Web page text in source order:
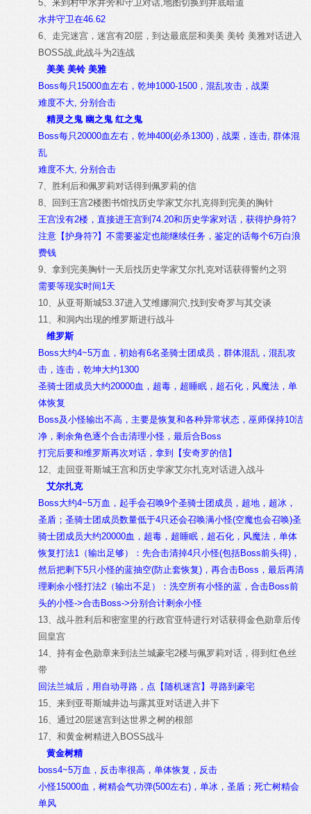
5、来到村中水井旁和守卫对话,地图切换到井底暗道
水井守卫在46.62
6、走完迷宫，迷宫有20层，到达最底层和美美 美铃 美雅对话进入
BOSS战,此战斗为2连战
美美 美铃 美雅
Boss每只15000血左右，乾坤1000-1500，混乱攻击，战栗
难度不大, 分别合击
精灵之鬼 幽之鬼 红之鬼
Boss每只20000血左右，乾坤400(必杀1300)，战栗，连击, 群体混
乱
难度不大, 分别合击
7、胜利后和佩罗莉对话得到佩罗莉的信
8、回到王宫2楼图书馆找历史学家艾尔扎克得到完美的胸针
王宫没有2楼，直接进王宫到74.20和历史学家对话，获得护身符?
注意【护身符?】不需要鉴定也能继续任务，鉴定的话每个6万白浪
费钱
9、拿到完美胸针一天后找历史学家艾尔扎克对话获得誓约之羽
需要等现实时间1天
10、从亚哥斯城53.37进入艾维娜洞穴,找到安奇罗与其交谈
11、和洞内出现的维罗斯进行战斗
维罗斯
Boss大约4~5万血，初始有6名圣骑士团成员，群体混乱，混乱攻
击，连击，乾坤大约1300
圣骑士团成员大约20000血，超毒，超睡眠，超石化，风魔法，单
体恢复
Boss及小怪输出不高，主要是恢复和各种异常状态，巫师保持10洁
净，剩余角色逐个合击清理小怪，最后合Boss
打完后要和维罗斯再次对话，拿到【安奇罗的信】
12、走回亚哥斯城王宫和历史学家艾尔扎克对话进入战斗
艾尔扎克
Boss大约4~5万血，起手会召唤9个圣骑士团成员，超地，超冰，
圣盾；圣骑士团成员数量低于4只还会召唤满小怪(空魔也会召唤)圣
骑士团成员大约20000血，超毒，超睡眠，超石化，风魔法，单体
恢复打法1（输出足够）：先合击清掉4只小怪(包括Boss前头得)，
然后把剩下5只小怪的蓝抽空(防止套恢复)，再合击Boss，最后再清
理剩余小怪打法2（输出不足）：洗空所有小怪的蓝，合击Boss前
头的小怪->合击Boss->分别合计剩余小怪
13、战斗胜利后和密室里的行政官亚特进行对话获得金色勋章后传
回皇宫
14、持有金色勋章来到法兰城豪宅2楼与佩罗莉对话，得到红色丝
带
回法兰城后，用自动寻路，点【随机迷宫】寻路到豪宅
15、来到亚哥斯城井边与露其亚对话进入井下
16、通过20层迷宫到达世界之树的根部
17、和黄金树精进入BOSS战斗
黄金树精
boss4~5万血，反击率很高，单体恢复，反击
小怪15000血，树精会气功弹(500左右)，单冰，圣盾；死亡树精会
单风